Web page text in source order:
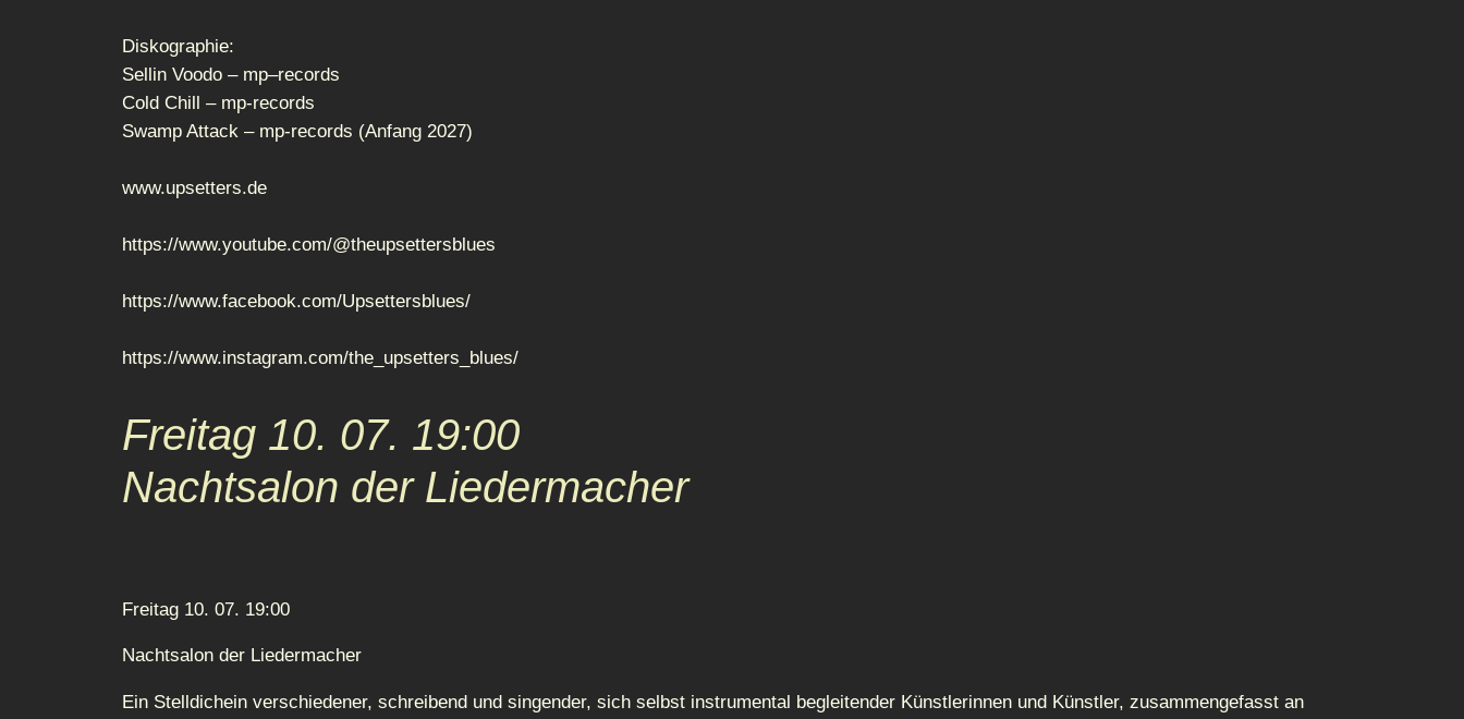
Diskographie:
Sellin Voodo – mp–records
Cold Chill – mp-records
Swamp Attack – mp-records (Anfang 2027)
www.upsetters.de
https://www.youtube.com/@theupsettersblues
https://www.facebook.com/Upsettersblues/
https://www.instagram.com/the_upsetters_blues/
Freitag 10. 07. 19:00
Nachtsalon der Liedermacher
Freitag 10. 07. 19:00
Nachtsalon der Liedermacher
Ein Stelldichein verschiedener, schreibend und singender, sich selbst instrumental begleitender Künstlerinnen und Künstler, zusammengefasst an